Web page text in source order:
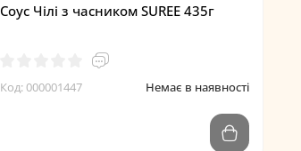
Соус Чілі з часником SUREE 435г
Код: 000001447 Немає в наявності